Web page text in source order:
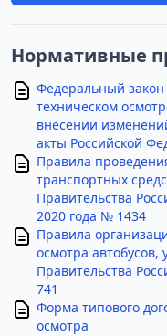
Нормативные
Федеральный
техническом
внесении
акты Российской
Правила
транспортных
Правительства
2020 года № 1434
Правила
осмотра
Правительства
741
Форма типового
осмотра